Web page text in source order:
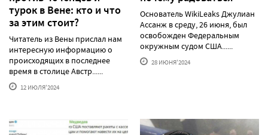
турок в Вене: кто и что
за этим стоит?
Читатель из Вены прислал нам
интересную информацию о
происходящих в последнее
время в столице Австр......
12 ИЮЛЯ'2024
Основатель WikiLeaks Джулиан
Ассанж в среду, 26 июня, был
освобожден Федеральным
окружным судом США......
28 ИЮНЯ'2024